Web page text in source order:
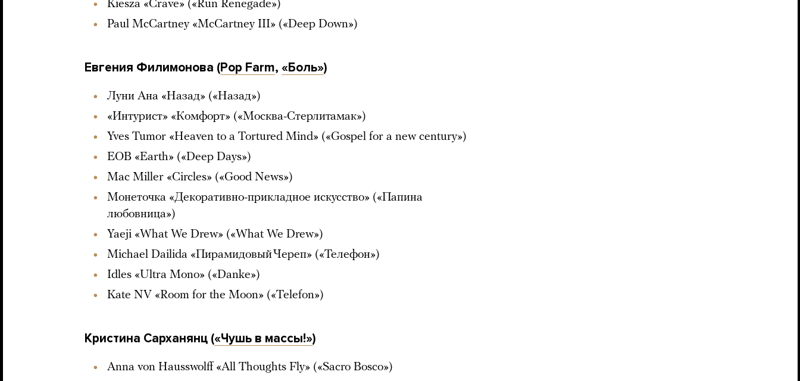
Kiesza «Crave» («Run Renegade»)
Paul McCartney «McCartney III» («Deep Down»)
Евгения Филимонова (Pop Farm, «Боль»)
Луни Ана «Назад» («Назад»)
«Интурист» «Комфорт» («Москва-Стерлитамак»)
Yves Tumor «Heaven to a Tortured Mind» («Gospel for a new century»)
EOB «Earth» («Deep Days»)
Mac Miller «Circles» («Good News»)
Монеточка «Декоративно-прикладное искусство» («Папина
любовница»)
Yaeji «What We Drew» («What We Drew»)
Michael Dailida «Пирамидовый Череп» («Телефон»)
Idles «Ultra Mono» («Danke»)
Kate NV «Room for the Moon» («Telefon»)
Кристина Сарханянц («Чушь в массы!»)
Anna von Hausswolff «All Thoughts Fly» («Sacro Bosco»)